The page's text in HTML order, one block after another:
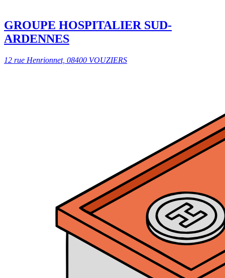
GROUPE HOSPITALIER SUD-
ARDENNES
12 rue Henrionnet, 08400 VOUZIERS